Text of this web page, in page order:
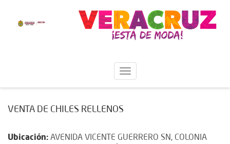
VENTA DE CHILES RELLENOS
Ubicación: AVENIDA VICENTE GUERRERO SN, COLONIA